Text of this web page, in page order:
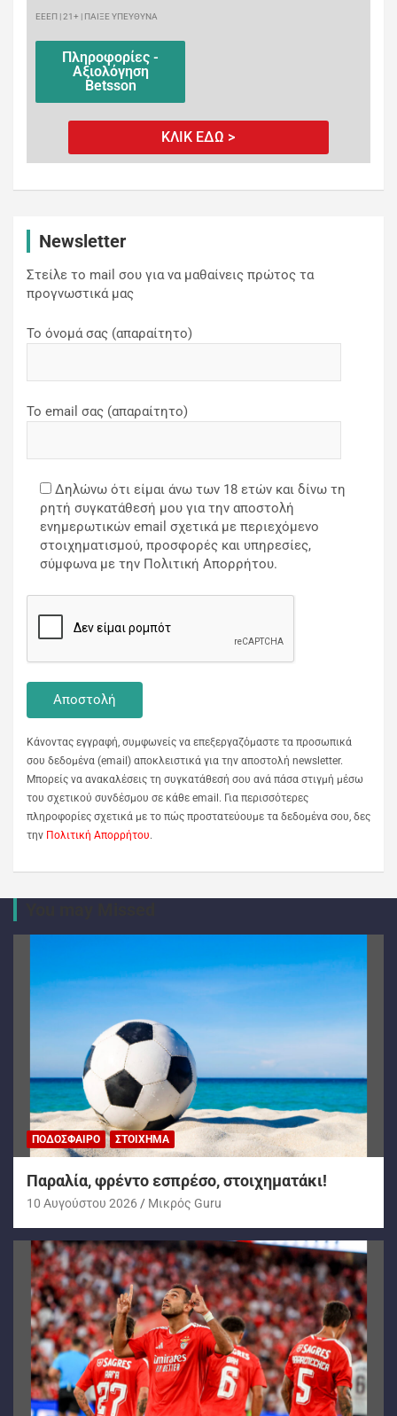
ΕΕΕΠ | 21+ | ΠΑΙΞΕ ΥΠΕΥΘΥΝΑ
Πληροφορίες -
Αξιολόγηση
Betsson
ΚΛΙΚ ΕΔΩ >
Newsletter
Στείλε το mail σου για να μαθαίνεις πρώτος τα
προγνωστικά μας
Το όνομά σας (απαραίτητο)
Το email σας (απαραίτητο)
Δηλώνω ότι είμαι άνω των 18 ετών και δίνω τη
ρητή συγκατάθεσή μου για την αποστολή
ενημερωτικών email σχετικά με περιεχόμενο
στοιχηματισμού, προσφορές και υπηρεσίες,
σύμφωνα με την Πολιτική Απορρήτου.
Κάνοντας εγγραφή, συμφωνείς να επεξεργαζόμαστε τα προσωπικά
σου δεδομένα (email) αποκλειστικά για την αποστολή newsletter.
Μπορείς να ανακαλέσεις τη συγκατάθεσή σου ανά πάσα στιγμή μέσω
του σχετικού συνδέσμου σε κάθε email. Για περισσότερες
πληροφορίες σχετικά με το πώς προστατεύουμε τα δεδομένα σου, δες
την Πολιτική Απορρήτου.
ΠΟΔΌΣΦΑΙΡΟ ΣΤΟΊΧΗΜΑ
Παραλία, φρέντο εσπρέσο, στοιχηματάκι!
10 Αυγούστου 2026 Mικρός Guru